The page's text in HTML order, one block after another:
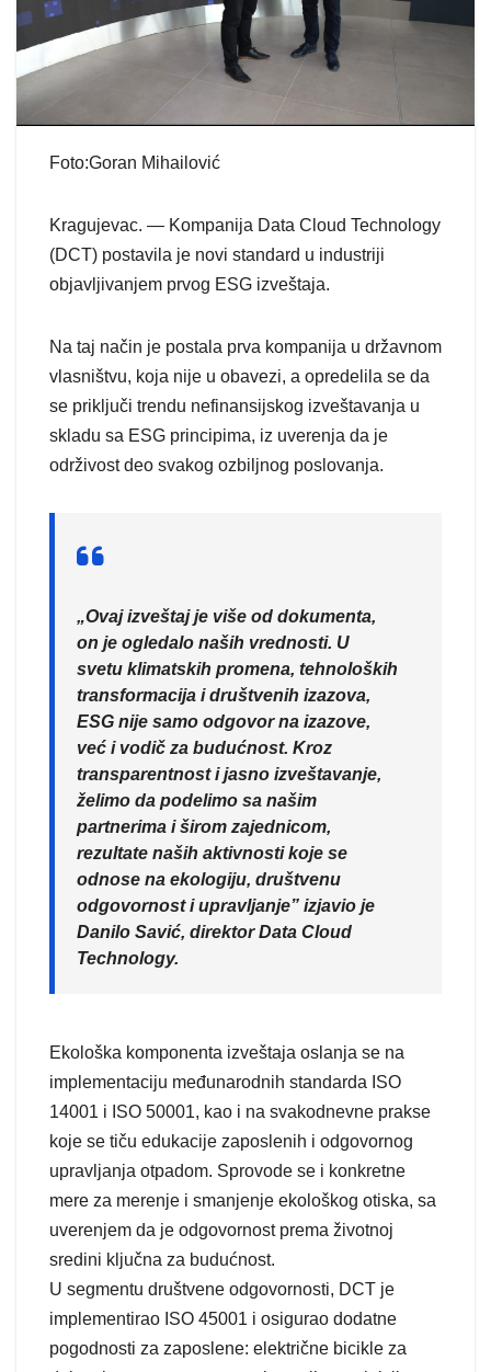
Foto:Goran Mihailović
Kragujevac. — Kompanija Data Cloud Technology
(DCT) postavila je novi standard u industriji
objavljivanjem prvog ESG izveštaja.
Na taj način je postala prva kompanija u državnom
vlasništvu, koja nije u obavezi, a opredelila se da
se priključi trendu nefinansijskog izveštavanja u
skladu sa ESG principima, iz uverenja da je
održivost deo svakog ozbiljnog poslovanja.
„Ovaj izveštaj je više od dokumenta,
on je ogledalo naših vrednosti. U
svetu klimatskih promena, tehnoloških
transformacija i društvenih izazova,
ESG nije samo odgovor na izazove,
već i vodič za budućnost. Kroz
transparentnost i jasno izveštavanje,
želimo da podelimo sa našim
partnerima i širom zajednicom,
rezultate naših aktivnosti koje se
odnose na ekologiju, društvenu
odgovornost i upravljanje” izjavio je
Danilo Savić, direktor Data Cloud
Technology.
Ekološka komponenta izveštaja oslanja se na
implementaciju međunarodnih standarda ISO
14001 i ISO 50001, kao i na svakodnevne prakse
koje se tiču edukacije zaposlenih i odgovornog
upravljanja otpadom. Sprovode se i konkretne
mere za merenje i smanjenje ekološkog otiska, sa
uverenjem da je odgovornost prema životnoj
sredini ključna za budućnost.
U segmentu društvene odgovornosti, DCT je
implementirao ISO 45001 i osigurao dodatne
pogodnosti za zaposlene: električne bicikle za